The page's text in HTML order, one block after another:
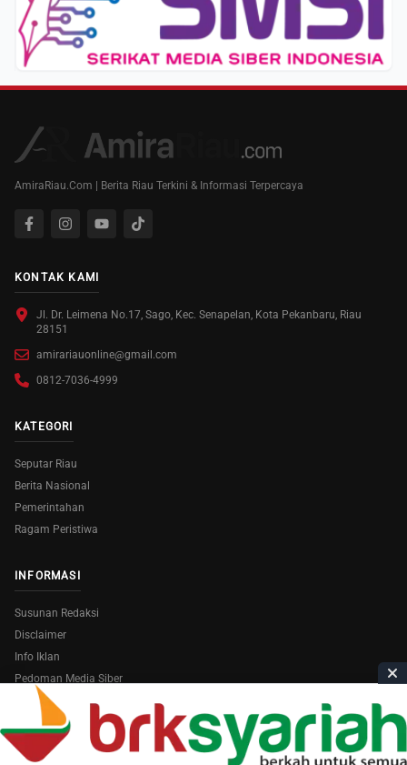
AmiraRiau.Com | Berita Riau Terkini & Informasi Terpercaya
KONTAK KAMI
Jl. Dr. Leimena No.17, Sago, Kec. Senapelan, Kota Pekanbaru, Riau
28151
amirariauonline@gmail.com
0812-7036-4999
KATEGORI
Seputar Riau
Berita Nasional
Pemerintahan
Ragam Peristiwa
INFORMASI
Susunan Redaksi
Disclaimer
Info Iklan
Pedoman Media Siber
Copyright © 2026 AmiraRiau.com . All Rights Reserved.